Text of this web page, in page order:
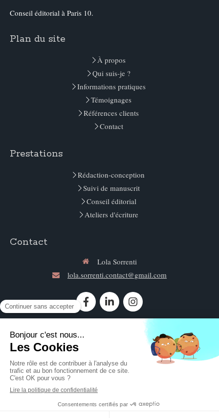
Conseil éditorial à Paris 10.
Plan du site
À propos
Qui suis-je ?
Informations pratiques
Témoignages
Références clients
Contact
Prestations
Rédaction-conception
Suivi de manuscrit
Conseil éditorial
Ateliers d'écriture
Contact
Lola Sorrenti
lola.sorrenti.contact@gmail.com
©2020 Lola Sorrenti - Conseil éditorial